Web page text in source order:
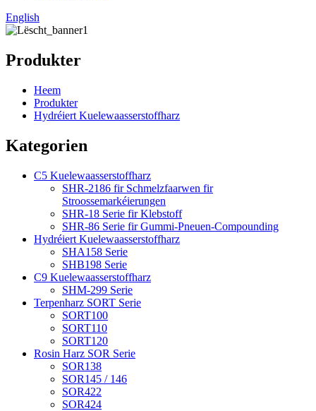
English
Produkter
Heem
Produkter
Hydréiert Kuelewaasserstoffharz
Kategorien
C5 Kuelewaasserstoffharz
SHR-2186 fir Schmelzfaarwen fir
Stroossemarkéierungen
SHR-18 Serie fir Klebstoff
SHR-86 Serie fir Gummi-Pneuen-Compounding
Hydréiert Kuelewaasserstoffharz
SHA158 Serie
SHB198 Serie
C9 Kuelewaasserstoffharz
SHM-299 Serie
Terpenharz SORT Serie
SORT100
SORT110
SORT120
Rosin Harz SOR Serie
SOR138
SOR145 / 146
SOR422
SOR424